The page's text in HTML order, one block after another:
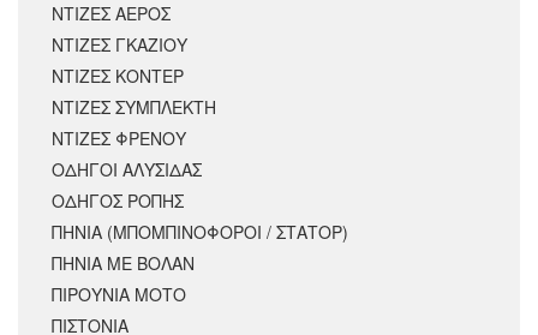
ΝΤΙΖΕΣ ΑΕΡΟΣ
ΝΤΙΖΕΣ ΓΚΑΖΙΟΥ
ΝΤΙΖΕΣ ΚΟΝΤΕΡ
ΝΤΙΖΕΣ ΣΥΜΠΛΕΚΤΗ
ΝΤΙΖΕΣ ΦΡΕΝΟΥ
ΟΔΗΓΟΙ ΑΛΥΣΙΔΑΣ
ΟΔΗΓΟΣ ΡΟΠΗΣ
ΠΗΝΙΑ (ΜΠΟΜΠΙΝΟΦΟΡΟΙ / ΣΤΑΤΟΡ)
ΠΗΝΙΑ ΜΕ ΒΟΛΑΝ
ΠΙΡΟΥΝΙΑ ΜΟΤΟ
ΠΙΣΤΟΝΙΑ